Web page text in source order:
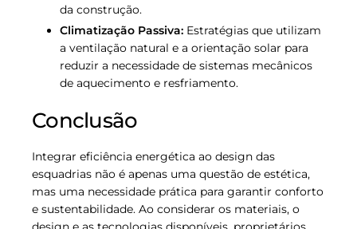
da construção.
Climatização Passiva: Estratégias que utilizam
a ventilação natural e a orientação solar para
reduzir a necessidade de sistemas mecânicos
de aquecimento e resfriamento.
Conclusão
Integrar eficiência energética ao design das
esquadrias não é apenas uma questão de estética,
mas uma necessidade prática para garantir conforto
e sustentabilidade. Ao considerar os materiais, o